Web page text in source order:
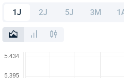
1J 2J 5J 3M